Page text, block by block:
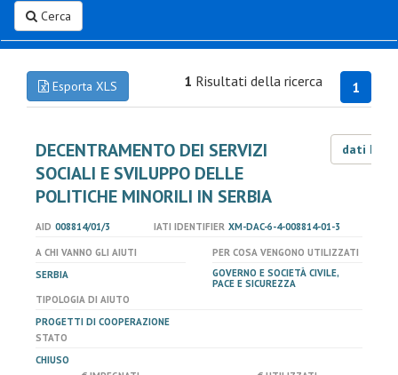
Cerca
Esporta XLS 1
1 Risultati della ricerca
DECENTRAMENTO DEI SERVIZI
SOCIALI E SVILUPPO DELLE
POLITICHE MINORILI IN SERBIA
dati LOD
AID 008814/01/3 IATI IDENTIFIER XM-DAC-6-4-008814-01-3
A CHI VANNO GLI AIUTI
SERBIA
PER COSA VENGONO UTILIZZATI
GOVERNO E SOCIETÀ CIVILE,
PACE E SICUREZZA
TIPOLOGIA DI AIUTO
PROGETTI DI COOPERAZIONE
STATO
CHIUSO